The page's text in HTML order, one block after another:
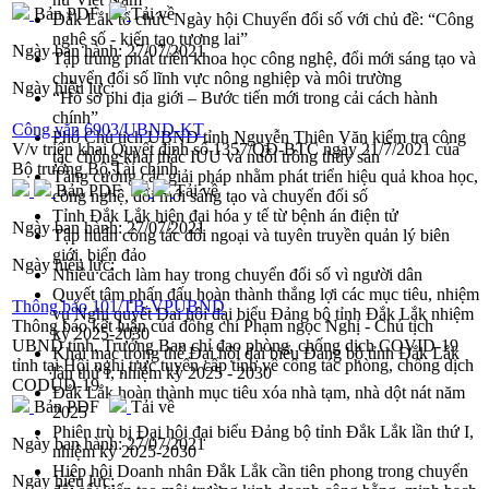
Đắk Lắk tổ chức Ngày hội Chuyển đổi số với chủ đề: “Công
nghệ số - kiến tạo tương lai”
Tập trung phát triển khoa học công nghệ, đổi mới sáng tạo và
chuyển đổi số lĩnh vực nông nghiệp và môi trường
“Hồ sơ phi địa giới – Bước tiến mới trong cải cách hành
chính”
Phó Chủ tịch UBND tỉnh Nguyễn Thiên Văn kiểm tra công
tác chống khai thác IUU và nuôi trồng thủy sản
Tăng cường các giải pháp nhằm phát triển hiệu quả khoa học,
công nghệ, đổi mới sáng tạo và chuyển đổi số
Tỉnh Đắk Lắk hiện đại hóa y tế từ bệnh án điện tử
Tập huấn công tác đối ngoại và tuyên truyền quản lý biên
giới, biển đảo
Nhiều cách làm hay trong chuyển đổi số vì người dân
Quyết tâm phấn đấu hoàn thành thắng lợi các mục tiêu, nhiệm
vụ Nghị quyết Đại hội đại biểu Đảng bộ tỉnh Đắk Lắk nhiệm
kỳ 2025-2030
Khai mạc trọng thể Đại hội đại biểu Đảng bộ tỉnh Đắk Lắk
lần thứ I, nhiệm kỳ 2025 - 2030
Đắk Lắk hoàn thành mục tiêu xóa nhà tạm, nhà dột nát năm
2025
Phiên trù bị Đại hội đại biểu Đảng bộ tỉnh Đắk Lắk lần thứ I,
nhiệm kỳ 2025-2030
Hiệp hội Doanh nhân Đắk Lắk cần tiên phong trong chuyển
Bản PDF
Tải về
Ngày ban hành:27/07/2021
Ngày hiệu lực:
Công văn 6903/UBND-KT
V/v triển khai Quyết định số 1357/QĐ-BTC ngày 21/7/2021 của
Bộ trưởng Bộ Tài chính
Bản PDF
Tải về
Ngày ban hành:27/07/2021
Ngày hiệu lực:
Thông báo 101/TB-VPUBND
Thông báo kết luận của đồng chí Phạm ngọc Nghị - Chủ tịch
UBND tỉnh, Trưởng Ban chỉ đạo phòng, chống dịch COVID-19
tỉnh tại Hội nghị trực tuyến cấp tỉnh về công tác phòng, chống dịch
CODUD-19
Bản PDF
Tải về
Ngày ban hành:27/07/2021
Ngày hiệu lực: